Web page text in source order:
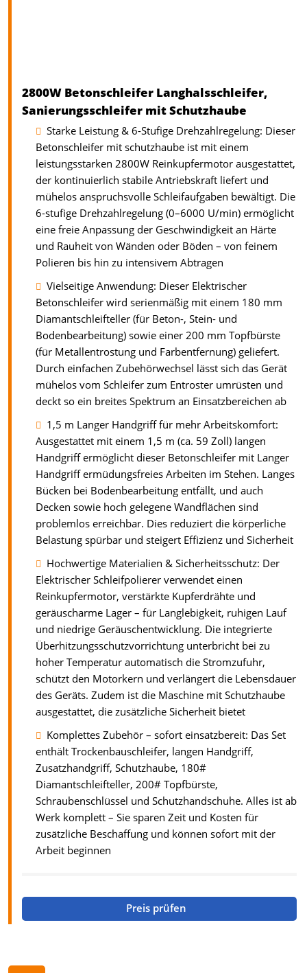
2800W Betonschleifer Langhalsschleifer,
Sanierungsschleifer mit Schutzhaube
Starke Leistung & 6-Stufige Drehzahlregelung: Dieser
Betonschleifer mit schutzhaube ist mit einem
leistungsstarken 2800W Reinkupfermotor ausgestattet,
der kontinuierlich stabile Antriebskraft liefert und
mühelos anspruchsvolle Schleifaufgaben bewältigt. Die
6-stufige Drehzahlregelung (0–6000 U/min) ermöglicht
eine freie Anpassung der Geschwindigkeit an Härte
und Rauheit von Wänden oder Böden – von feinem
Polieren bis hin zu intensivem Abtragen
Vielseitige Anwendung: Dieser Elektrischer
Betonschleifer wird serienmäßig mit einem 180 mm
Diamantschleifteller (für Beton-, Stein- und
Bodenbearbeitung) sowie einer 200 mm Topfbürste
(für Metallentrostung und Farbentfernung) geliefert.
Durch einfachen Zubehörwechsel lässt sich das Gerät
mühelos vom Schleifer zum Entroster umrüsten und
deckt so ein breites Spektrum an Einsatzbereichen ab
1,5 m Langer Handgriff für mehr Arbeitskomfort:
Ausgestattet mit einem 1,5 m (ca. 59 Zoll) langen
Handgriff ermöglicht dieser Betonschleifer mit Langer
Handgriff ermüdungsfreies Arbeiten im Stehen. Langes
Bücken bei Bodenbearbeitung entfällt, und auch
Decken sowie hoch gelegene Wandflächen sind
problemlos erreichbar. Dies reduziert die körperliche
Belastung spürbar und steigert Effizienz und Sicherheit
Hochwertige Materialien & Sicherheitsschutz: Der
Elektrischer Schleifpolierer verwendet einen
Reinkupfermotor, verstärkte Kupferdrähte und
geräuscharme Lager – für Langlebigkeit, ruhigen Lauf
und niedrige Geräuschentwicklung. Die integrierte
Überhitzungsschutzvorrichtung unterbricht bei zu
hoher Temperatur automatisch die Stromzufuhr,
schützt den Motorkern und verlängert die Lebensdauer
des Geräts. Zudem ist die Maschine mit Schutzhaube
ausgestattet, die zusätzliche Sicherheit bietet
Komplettes Zubehör – sofort einsatzbereit: Das Set
enthält Trockenbauschleifer, langen Handgriff,
Zusatzhandgriff, Schutzhaube, 180#
Diamantschleifteller, 200# Topfbürste,
Schraubenschlüssel und Schutzhandschuhe. Alles ist ab
Werk komplett – Sie sparen Zeit und Kosten für
zusätzliche Beschaffung und können sofort mit der
Arbeit beginnen
Preis prüfen